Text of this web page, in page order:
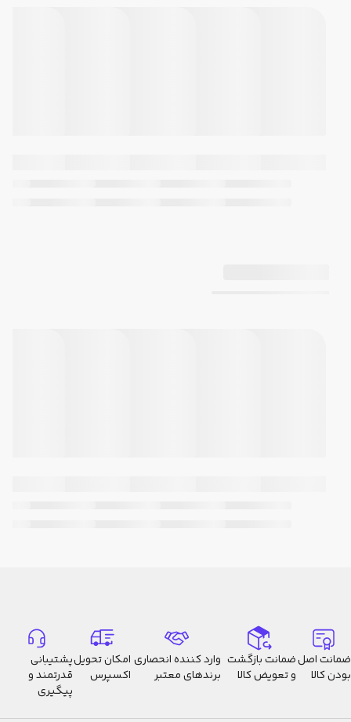
ضمانت اصل
بودن کالا
ضمانت بازگشت
و تعویض کالا
وارد کننده انحصاری
برندهای معتبر
امکان تحویل
اکسپرس
پشتیبانی
قدرتمند و
پیگیری